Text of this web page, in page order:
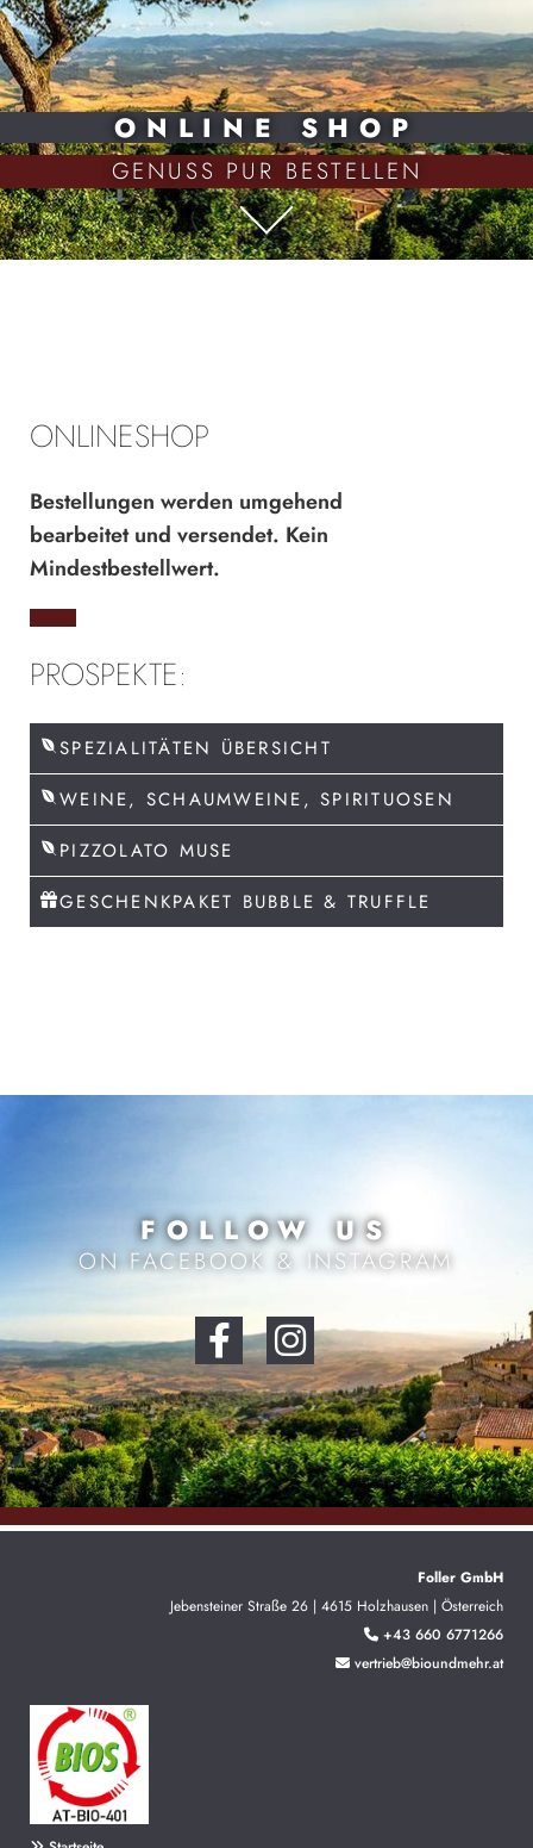
ONLINE SHOP
GENUSS PUR BESTELLEN
ONLINESHOP
Bestellungen werden umgehend
bearbeitet und versendet. Kein
Mindestbestellwert.
PROSPEKTE:
SPEZIALITÄTEN ÜBERSICHT
WEINE, SCHAUMWEINE, SPIRITUOSEN
PIZZOLATO MUSE
GESCHENKPAKET BUBBLE & TRUFFLE
FOLLOW US
ON FACEBOOK & INSTAGRAM
Foller GmbH
Jebensteiner Straße 26 | 4615 Holzhausen | Österreich
 +43 660 6771266
 vertrieb@bioundmehr.at